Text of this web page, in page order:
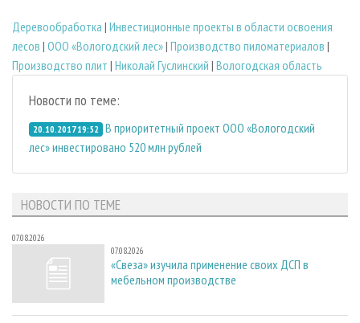
Деревообработка | Инвестиционные проекты в области освоения
лесов | ООО «Вологодский лес»| Производство пиломатериалов |
Производство плит | Николай Гуслинский | Вологодская область
Новости по теме:
20.10.2017 19:52 В приоритетный проект ООО «Вологодский
лес» инвестировано 520 млн рублей
НОВОСТИ ПО ТЕМЕ
07.08.2026
07.08.2026
«Свеза» изучила применение своих ДСП в
мебельном производстве